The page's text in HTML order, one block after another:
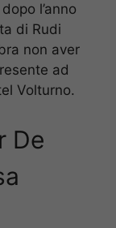
l’anno
di Rudi
non aver
ad
Volturno.
De